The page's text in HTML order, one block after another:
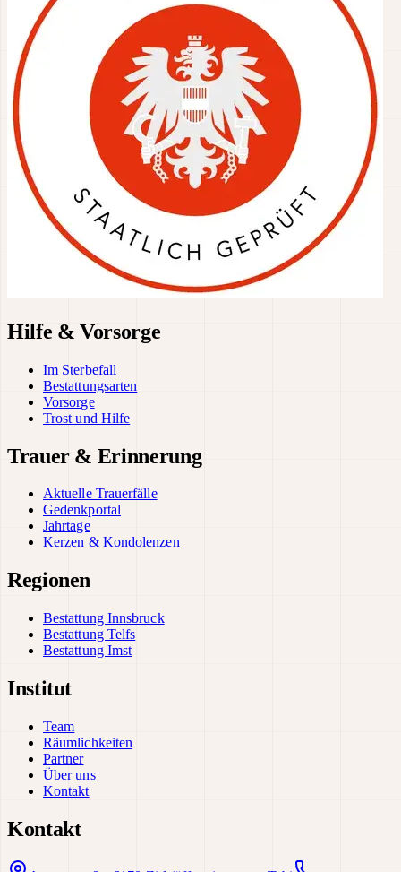
Hilfe & Vorsorge
Im Sterbefall
Bestattungsarten
Vorsorge
Trost und Hilfe
Trauer & Erinnerung
Aktuelle Trauerfälle
Gedenkportal
Jahrtage
Kerzen & Kondolenzen
Regionen
Bestattung Innsbruck
Bestattung Telfs
Bestattung Imst
Institut
Team
Räumlichkeiten
Partner
Über uns
Kontakt
Kontakt